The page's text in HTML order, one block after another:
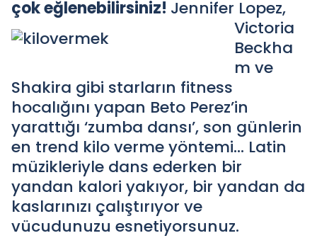
çok eğlenebilirsiniz! Jennifer Lopez,
Victoria
Beckha
m ve
Shakira gibi starların fitness
hocalığını yapan Beto Perez’in
yarattığı ‘zumba dansı’, son günlerin
en trend kilo verme yöntemi… Latin
müzikleriyle dans ederken bir
yandan kalori yakıyor, bir yandan da
kaslarınızı çalıştırıyor ve
vücudunuzu esnetiyorsunuz.